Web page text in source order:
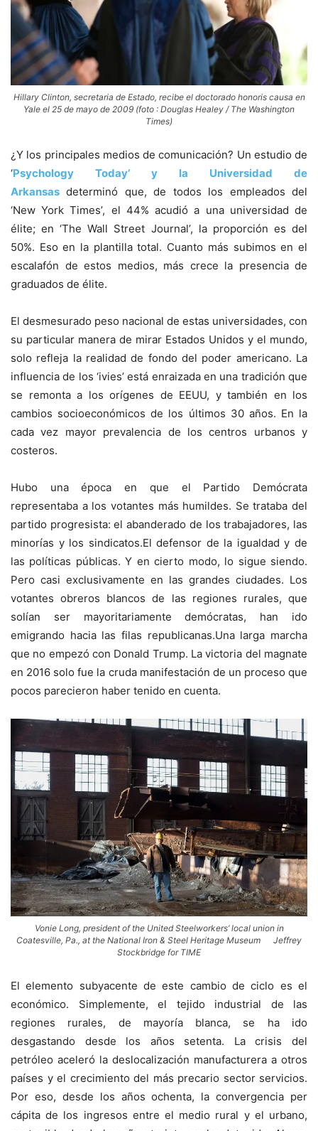
Hillary Clinton, secretaria de Estado, recibe el doctorado honoris causa en
Yale el 25 de mayo de 2009 (foto : Douglas Healey / The Washington
Times)
¿Y los principales medios de comunicación? Un estudio de
‘Psychology Today’ y la Universidad de
Arkansas determinó que, de todos los empleados del
‘New York Times’, el 44% acudió a una universidad de
élite; en ‘The Wall Street Journal’, la proporción es del
50%. Eso en la plantilla total. Cuanto más subimos en el
escalafón de estos medios, más crece la presencia de
graduados de élite.
El desmesurado peso nacional de estas universidades, con
su particular manera de mirar Estados Unidos y el mundo,
solo refleja la realidad de fondo del poder americano. La
influencia de los ‘ivies’ está enraizada en una tradición que
se remonta a los orígenes de EEUU, y también en los
cambios socioeconómicos de los últimos 30 años. En la
cada vez mayor prevalencia de los centros urbanos y
costeros.
Hubo una época en que el Partido Demócrata
representaba a los votantes más humildes. Se trataba del
partido progresista: el abanderado de los trabajadores, las
minorías y los sindicatos.El defensor de la igualdad y de
las políticas públicas. Y en cierto modo, lo sigue siendo.
Pero casi exclusivamente en las grandes ciudades. Los
votantes obreros blancos de las regiones rurales, que
solían ser mayoritariamente demócratas, han ido
emigrando hacia las filas republicanas.Una larga marcha
que no empezó con Donald Trump. La victoria del magnate
en 2016 solo fue la cruda manifestación de un proceso que
pocos parecieron haber tenido en cuenta.
Vonie Long, president of the United Steelworkers’ local union in
Coatesville, Pa., at the National Iron & Steel Heritage Museum Jeffrey
Stockbridge for TIME
El elemento subyacente de este cambio de ciclo es el
económico. Simplemente, el tejido industrial de las
regiones rurales, de mayoría blanca, se ha ido
desgastando desde los años setenta. La crisis del
petróleo aceleró la deslocalización manufacturera a otros
países y el crecimiento del más precario sector servicios.
Por eso, desde los años ochenta, la convergencia per
cápita de los ingresos entre el medio rural y el urbano,